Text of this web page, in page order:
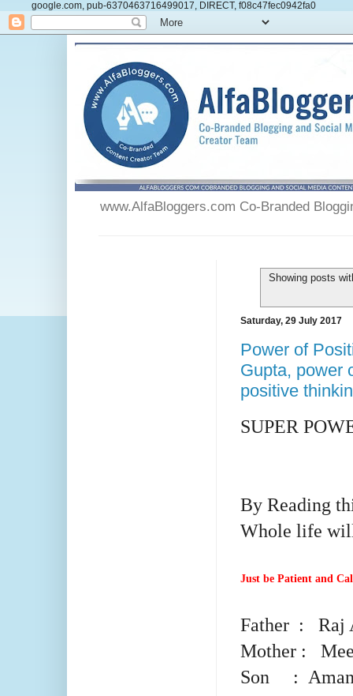
google.com, pub-6370463716499017, DIRECT, f08c47fec0942fa0
www.AlfaBloggers.com Co-Branded
Showing posts
Saturday, 29 July 2017
Power of
Gupta, power
positive
SUPER
By Reading
Whole life
Just be Patient and
Father : Raj
Mother :
Son : Aman